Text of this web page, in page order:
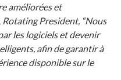
améliorées et
Rotating President, “Nous
les logiciels et devenir
afin de garantir à
disponible sur le